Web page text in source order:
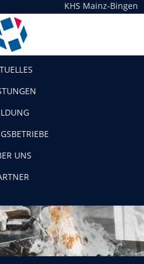
KHS Mainz-Bingen
UNS